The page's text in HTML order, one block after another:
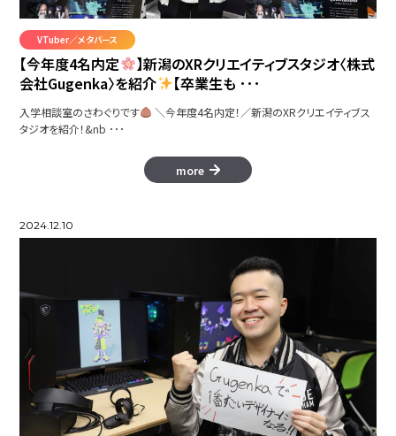
VTuber／メタバース
【今年度4名内定
】新潟のXRクリエイティブスタジオ〈株式
会社Gugenka〉を紹介
【卒業生も ･･･
入学相談室のさわぐりです
＼今年度4名内定！／新潟のXRクリエイティブス
タジオを紹介！&nb ･･･
more
2024.12.10